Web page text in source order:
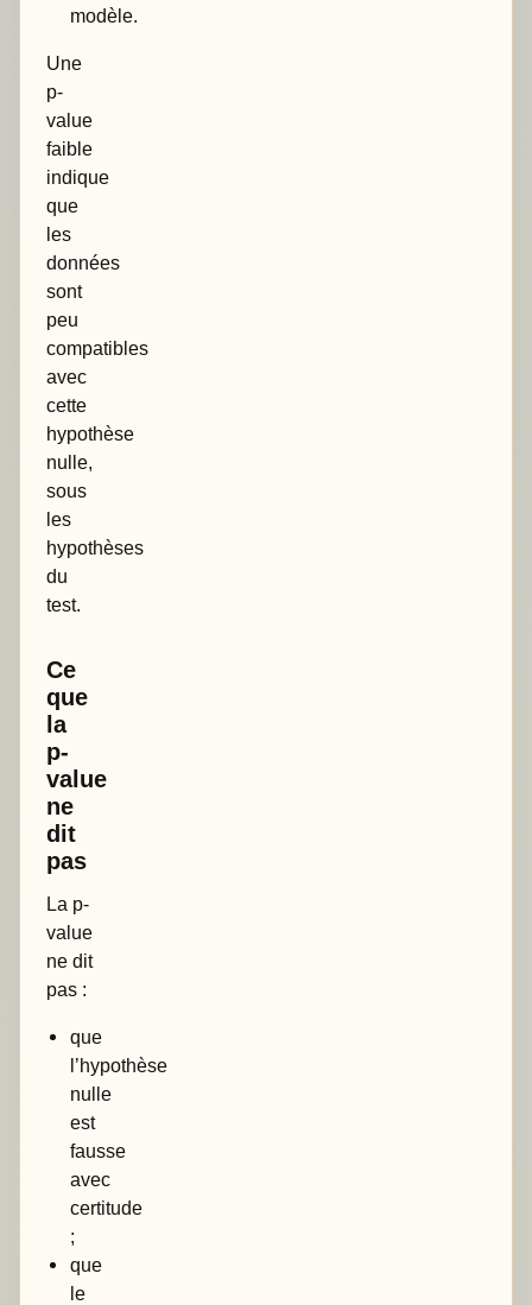
modèle.
Une
p-
value
faible
indique
que
les
données
sont
peu
compatibles
avec
cette
hypothèse
nulle,
sous
les
hypothèses
du
test.
Ce
que
la
p-
value
ne
dit
pas
La p-
value
ne dit
pas :
que
l’hypothèse
nulle
est
fausse
avec
certitude
;
que
le